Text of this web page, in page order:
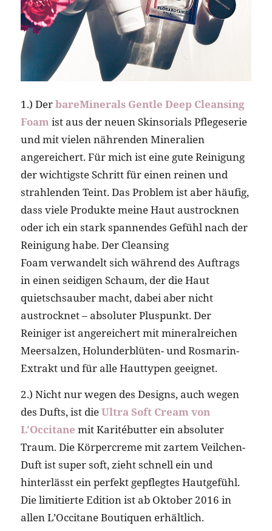
1.) DerbareMinerals Gentle Deep Cleansing
Foamist aus der neuen Skinsorials Pflegeserie
und mit vielen nährenden Mineralien
angereichert. Für mich ist eine gute Reinigung
der wichtigste Schritt für einen reinen und
strahlenden Teint. Das Problem ist aber häufig,
dass viele Produkte meine Haut austrocknen
oder ich ein stark spannendes Gefühl nach der
Reinigung habe. Der Cleansing
Foam verwandelt sich während des Auftrags
in einen seidigen Schaum, der die Haut
quietschsauber macht, dabei aber nicht
austrocknet – absoluter Pluspunkt. Der
Reiniger ist angereichert mit mineralreichen
Meersalzen, Holunderblüten- und Rosmarin-
Extrakt und für alle Hauttypen geeignet.
2.) Nicht nur wegen des Designs, auch wegen
des Dufts, ist dieUltra Soft Cream von
L’Occitane mit Karitébutter ein absoluter
Traum. Die Körpercreme mit zartem Veilchen-
Duft ist super soft, zieht schnell ein und
hinterlässt ein perfekt gepflegtes Hautgefühl.
Die limitierte Edition ist ab Oktober 2016 in
allen L’Occitane Boutiquen erhältlich.